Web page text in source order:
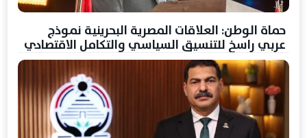
حماة الوطن: العلاقات المصرية البحرينية نموذج
عربي راسخ للتنسيق السياسي والتكامل الاقتصادي